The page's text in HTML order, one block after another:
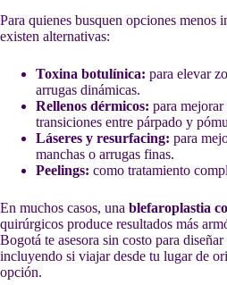
Para quienes busquen opciones menos
existen alternativas:
Toxina botulínica: para elevar
arrugas dinámicas.
Rellenos dérmicos: para
transiciones entre párpado y
Láseres y resurfacing: para
manchas o arrugas finas.
Peelings: como tratamiento
En muchos casos, una blefaroplastia
quirúrgicos produce resultados más
Bogotá te asesora sin costo para
incluyendo si viajar desde tu lugar de
opción.